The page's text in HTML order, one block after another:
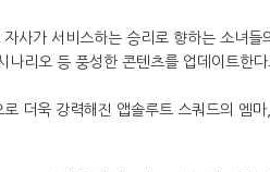
사가 서비스하는 승리로 향하는 소녀들
나리오 등 풍성한 콘텐츠를 업데이트한
더욱 강력해진 앱솔루트 스쿼드의 엠